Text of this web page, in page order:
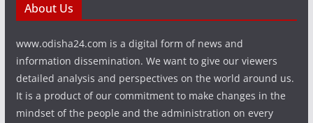
About Us
www.odisha24.com is a digital form of news and
information dissemination. We want to give our viewers
detailed analysis and perspectives on the world around us.
It is a product of our commitment to make changes in the
mindset of the people and the administration on every